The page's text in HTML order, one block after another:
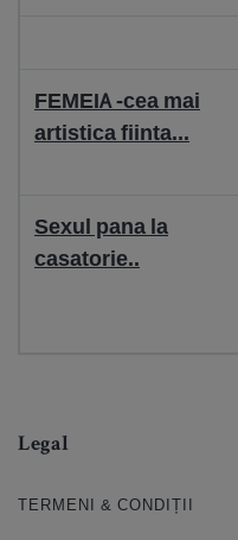
FEMEIA -cea mai
artistica fiinta...
Sexul pana la
casatorie..
Legal
TERMENI & CONDIȚII